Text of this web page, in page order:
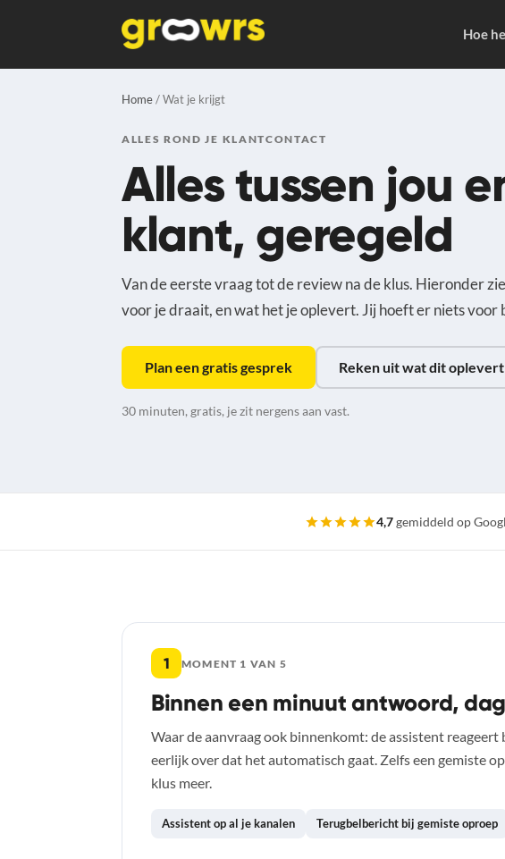
Hoe
Home/ Wat je krijgt
ALLES ROND JE KLANTCONTACT
Alles tussen jou
klant, geregeld
Van de eerste vraag tot de review na de klus. Hieronder
voor je draait, en wat het je oplevert. Jij hoeft er niets voor
Plan een gratis gesprek Reken uit wat dit oplevert
30 minuten, gratis, je zit nergens aan vast.
4,7gemiddeld op
De vijf momenten
1 MOMENT 1 VAN 5
Binnen een minuut antwoord,
Waar de aanvraag ook binnenkomt: de assistent reageert
eerlijk over dat het automatisch gaat. Zelfs een gemiste
klus meer.
Assistent op al je kanalen Terugbelbericht bij gemiste oproep